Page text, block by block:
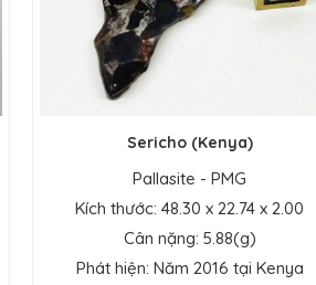
Sericho (Kenya)
Pallasite - PMG
Kích thước: 48.30 x 22.74 x 2.00
Cân nặng: 5.88(g)
Phát hiện: Năm 2016 tại Kenya